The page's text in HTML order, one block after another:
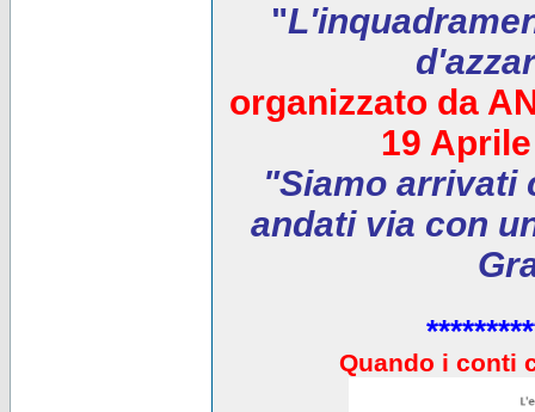
"
organizzato da
19
"Siamo arrivati
andati via con
Quando i conti